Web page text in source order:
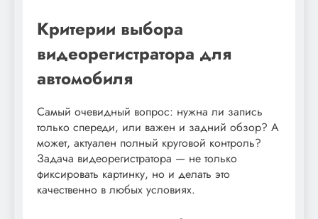
Критерии выбора
видеорегистратора для
автомобиля
Самый очевидный вопрос: нужна ли запись
только спереди, или важен и задний обзор? А
может, актуален полный круговой контроль?
Задача видеорегистратора — не только
фиксировать картинку, но и делать это
качественно в любых условиях.